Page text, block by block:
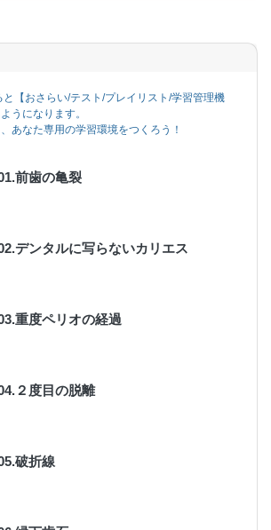
と【おさらい/テスト/プレイリスト/学習管理機
うになります。
あなた専用の学習環境をつくろう！
前歯の亀裂
デンタルに写らないカリエス
重度ペリオの経過
２度目の脱離
破折線